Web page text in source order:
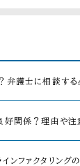
弁護士に相談す
好関係？理由や
ファクタリングの